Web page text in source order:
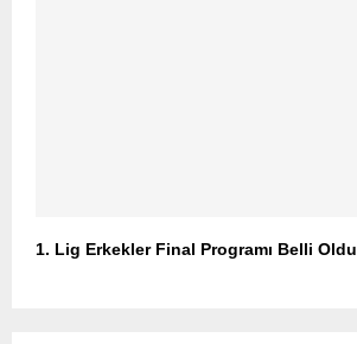
1. Lig Erkekler Final Programı Belli Oldu